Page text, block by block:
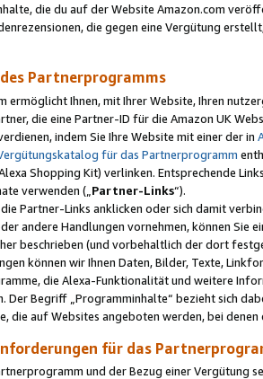
die du auf der Website Amazon.com
die gegen eine Vergütung
Partnerprogramms
ermöglicht Ihnen, mit Ihrer Website, Ihren
die eine Partner-ID für die Amazon UK
indem Sie Ihre Website mit einer der in
für das Partnerprogramm
Shopping Kit) verlinken. Entsprechende
verwenden („ Partner-Links“).
die Partner-Links anklicken oder sich damit
andere Handlungen vornehmen, können Sie
beschrieben (und vorbehaltlich der dort
können wir Ihnen Daten, Bilder, Texte,
die Alexa-Funktionalität und weitere
Der Begriff „Programminhalte“ bezieht sich
die auf Websites angeboten werden, bei
für das
und der Bezug einer Vergütung